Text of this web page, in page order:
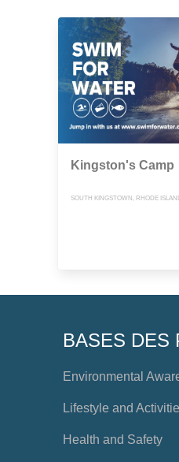
Kingston's Camp
SOUTH KINGSTOWN, RHODE
BASES DES
Environmental
Lifestyle and
Health and Safety